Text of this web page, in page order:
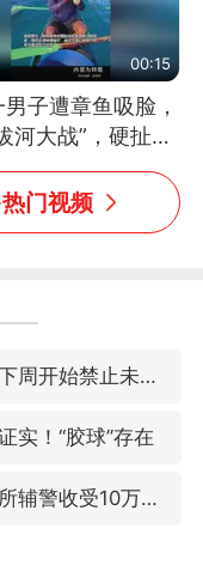
00:15
子遭章鱼吸脸，
河大战”，硬扯加
打方才挣脱
门视频
法国下周开始禁止未经同意的电话营销
实！“胶球”存在
看守所辅警收受10万获刑1年